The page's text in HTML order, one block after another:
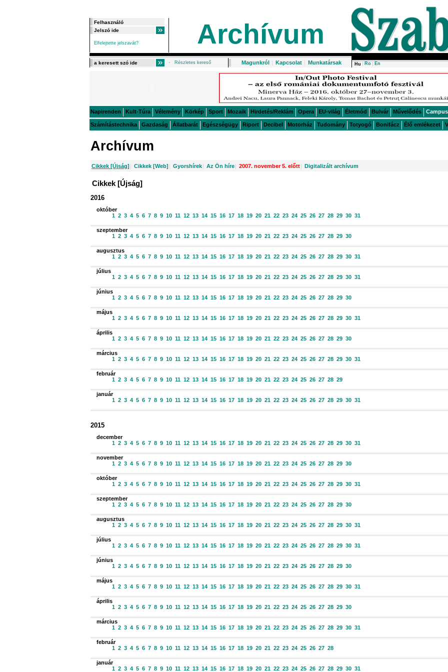
Elfelejtette jelszavát? Archívum
Részletes kereső Magunkról | Kapcsolat | Munkatársak Hu Ro En
Napirenden Kult-Túra Vélemény Körkép Sport Mozaik Hirdetés/Reklám Opera EU-világ Életmód Bulvár Művelődés Campus
Számítástechnika Gazdaság Állatbarát Egészségügy Riport Decibel Motorház Tudomány Totyogó Bonifácz Élő emlékezet
Archívum
Cikkek [Újság] | Cikkek [Web] | Gyorshírek| Az Ön híre| 2007. november 5. előtt| Digitalizált archívum
Cikkek [Újság]
2016
október
1 2 3 4 5 6 7 8 9 10 11 12 13 14 15 16 17 18 19 20 21 22 23 24 25 26 27 28 29 30 31
szeptember
1 2 3 4 5 6 7 8 9 10 11 12 13 14 15 16 17 18 19 20 21 22 23 24 25 26 27 28 29 30
augusztus
1 2 3 4 5 6 7 8 9 10 11 12 13 14 15 16 17 18 19 20 21 22 23 24 25 26 27 28 29 30 31
július
1 2 3 4 5 6 7 8 9 10 11 12 13 14 15 16 17 18 19 20 21 22 23 24 25 26 27 28 29 30 31
június
1 2 3 4 5 6 7 8 9 10 11 12 13 14 15 16 17 18 19 20 21 22 23 24 25 26 27 28 29 30
május
1 2 3 4 5 6 7 8 9 10 11 12 13 14 15 16 17 18 19 20 21 22 23 24 25 26 27 28 29 30 31
április
1 2 3 4 5 6 7 8 9 10 11 12 13 14 15 16 17 18 19 20 21 22 23 24 25 26 27 28 29 30
március
1 2 3 4 5 6 7 8 9 10 11 12 13 14 15 16 17 18 19 20 21 22 23 24 25 26 27 28 29 30 31
február
1 2 3 4 5 6 7 8 9 10 11 12 13 14 15 16 17 18 19 20 21 22 23 24 25 26 27 28 29
január
1 2 3 4 5 6 7 8 9 10 11 12 13 14 15 16 17 18 19 20 21 22 23 24 25 26 27 28 29 30 31
2015
december
1 2 3 4 5 6 7 8 9 10 11 12 13 14 15 16 17 18 19 20 21 22 23 24 25 26 27 28 29 30 31
november
1 2 3 4 5 6 7 8 9 10 11 12 13 14 15 16 17 18 19 20 21 22 23 24 25 26 27 28 29 30
október
1 2 3 4 5 6 7 8 9 10 11 12 13 14 15 16 17 18 19 20 21 22 23 24 25 26 27 28 29 30 31
szeptember
1 2 3 4 5 6 7 8 9 10 11 12 13 14 15 16 17 18 19 20 21 22 23 24 25 26 27 28 29 30
augusztus
1 2 3 4 5 6 7 8 9 10 11 12 13 14 15 16 17 18 19 20 21 22 23 24 25 26 27 28 29 30 31
július
1 2 3 4 5 6 7 8 9 10 11 12 13 14 15 16 17 18 19 20 21 22 23 24 25 26 27 28 29 30 31
június
1 2 3 4 5 6 7 8 9 10 11 12 13 14 15 16 17 18 19 20 21 22 23 24 25 26 27 28 29 30
május
1 2 3 4 5 6 7 8 9 10 11 12 13 14 15 16 17 18 19 20 21 22 23 24 25 26 27 28 29 30 31
április
1 2 3 4 5 6 7 8 9 10 11 12 13 14 15 16 17 18 19 20 21 22 23 24 25 26 27 28 29 30
március
1 2 3 4 5 6 7 8 9 10 11 12 13 14 15 16 17 18 19 20 21 22 23 24 25 26 27 28 29 30 31
február
1 2 3 4 5 6 7 8 9 10 11 12 13 14 15 16 17 18 19 20 21 22 23 24 25 26 27 28
január
1 2 3 4 5 6 7 8 9 10 11 12 13 14 15 16 17 18 19 20 21 22 23 24 25 26 27 28 29 30 31